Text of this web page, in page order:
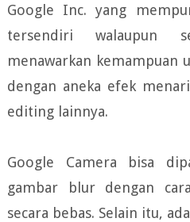
Google Inc. yang
tersendiri walaupun
menawarkan kemampuan
dengan aneka efek
editing lainnya.
Google Camera bisa
gambar blur dengan
secara bebas. Selain itu,